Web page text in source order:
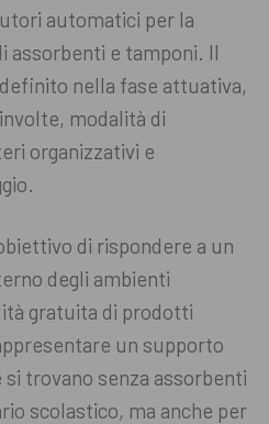
automatici per la
assorbenti e tamponi. Il
nella fase attuativa,
modalità di
organizzativi e
di rispondere a un
degli ambienti
gratuita di prodotti
un supporto
trovano senza assorbenti
scolastico, ma anche per